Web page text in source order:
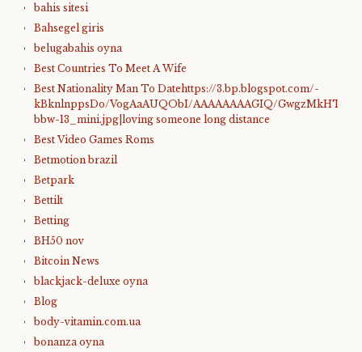
bahis sitesi
Bahsegel giris
belugabahis oyna
Best Countries To Meet A Wife
Best Nationality Man To Datehttps://3.bp.blogspot.com/-
kBknlnppsDo/VogAaAUQObI/AAAAAAAAGIQ/
bbw-13_mini.jpg|loving someone long distance
Best Video Games Roms
Betmotion brazil
Betpark
Bettilt
Betting
BH50 nov
Bitcoin News
blackjack-deluxe oyna
Blog
body-vitamin.com.ua
bonanza oyna